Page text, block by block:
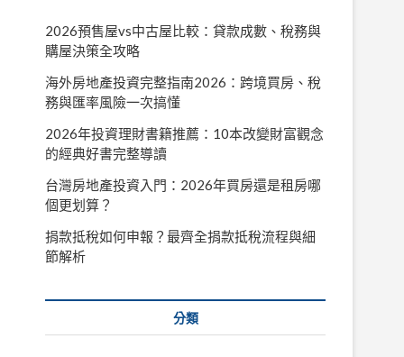
2026預售屋vs中古屋比較：貸款成數、稅務與
購屋決策全攻略
海外房地產投資完整指南2026：跨境買房、稅
務與匯率風險一次搞懂
2026年投資理財書籍推薦：10本改變財富觀念
的經典好書完整導讀
台灣房地產投資入門：2026年買房還是租房哪
個更划算？
捐款抵稅如何申報？最齊全捐款抵稅流程與細
節解析
分類